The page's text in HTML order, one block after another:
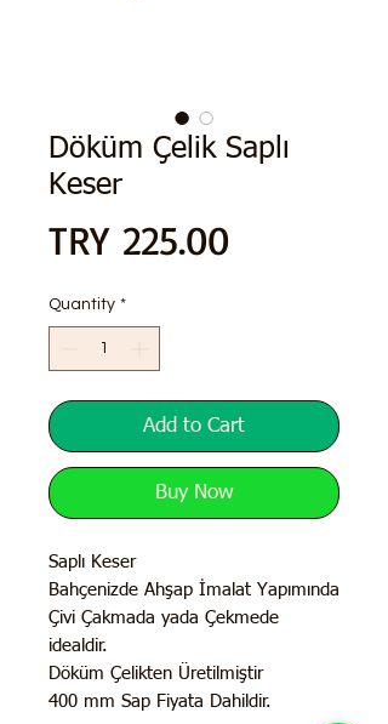
Döküm Çelik Saplı
Keser
TRY 225.00Price
Quantity *
Add to Cart
Buy Now
Saplı Keser
Bahçenizde Ahşap İmalat Yapımında
Çivi Çakmada yada Çekmede
idealdir.
Döküm Çelikten Üretilmiştir
400 mm Sap Fiyata Dahildir.